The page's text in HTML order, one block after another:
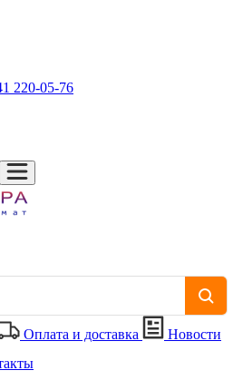
220-05-76
Оплата и доставка
Новости